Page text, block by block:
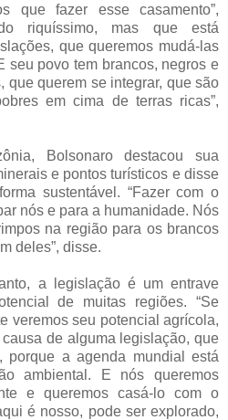
que fazer esse casamento”,
riquíssimo, mas que está
que queremos mudá-las
seu povo tem brancos, negros e
que querem se integrar, que são
em cima de terras ricas”,
Bolsonaro destacou sua
e pontos turísticos e disse
sustentável. “Fazer com o
nós e para a humanidade. Nós
na região para os brancos
deles”, disse.
a legislação é um entrave
de muitas regiões. “Se
veremos seu potencial agrícola,
de alguma legislação, que
porque a agenda mundial está
ambiental. E nós queremos
e queremos casá-lo com o
é nosso, pode ser explorado,